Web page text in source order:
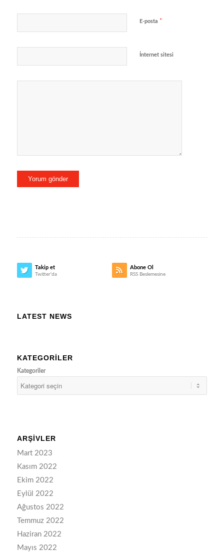
E-posta *
İnternet sitesi
Takip et
Twitter'da
Abone Ol
RSS Beslemesine
LATEST NEWS
KATEGORILER
Kategoriler
ARŞIVLER
Mart 2023
Kasım 2022
Ekim 2022
Eylül 2022
Ağustos 2022
Temmuz 2022
Haziran 2022
Mayıs 2022